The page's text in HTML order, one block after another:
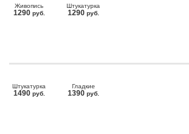
Живопись
1290 руб.
Штукатурка
1290 руб.
Штукатурка
1490 руб.
Гладкие
1390 руб.